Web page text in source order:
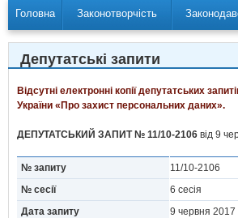
Головна Законотворчість
Депутатські запити
Відсутні електронні копії депутатських
України «Про захист персональних даних».
ДЕПУТАТСЬКИЙ ЗАПИТ № 11/10-2106 від 9
№ запиту
11/10-2106
№ сесії
6 сесія
Дата запиту
9 червня 2017